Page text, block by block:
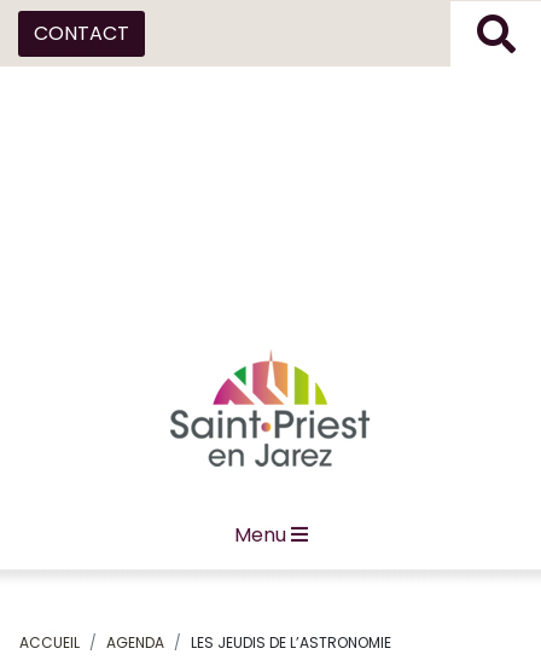
CONTACT
Menu
ACCUEIL AGENDA LES JEUDIS DE L’ASTRONOMIE